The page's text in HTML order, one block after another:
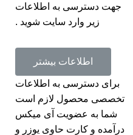
جهت دسترسی به اطلاعات
زیر وارد سایت شوید .
اطلاعات بیشتر
برای دسترسی به اطلاعات
تخصصی محصول لازم است
شما به عضویت آی میکس
درآمده و کارت حاوی یوزر و